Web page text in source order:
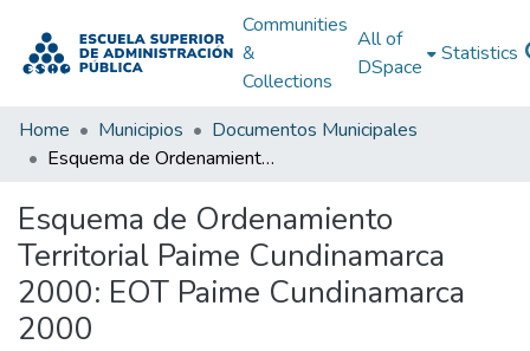
Communities
&
Collections
All of
DSpace
Statistics
Home Municipios
Documentos Municipales
Esquema de Ordenamiento Territorial Paime Cundinamarca 2000: EOT Paime Cundinamarca 2000
Esquema de Ordenamiento
Territorial Paime Cundinamarca
2000: EOT Paime Cundinamarca
2000